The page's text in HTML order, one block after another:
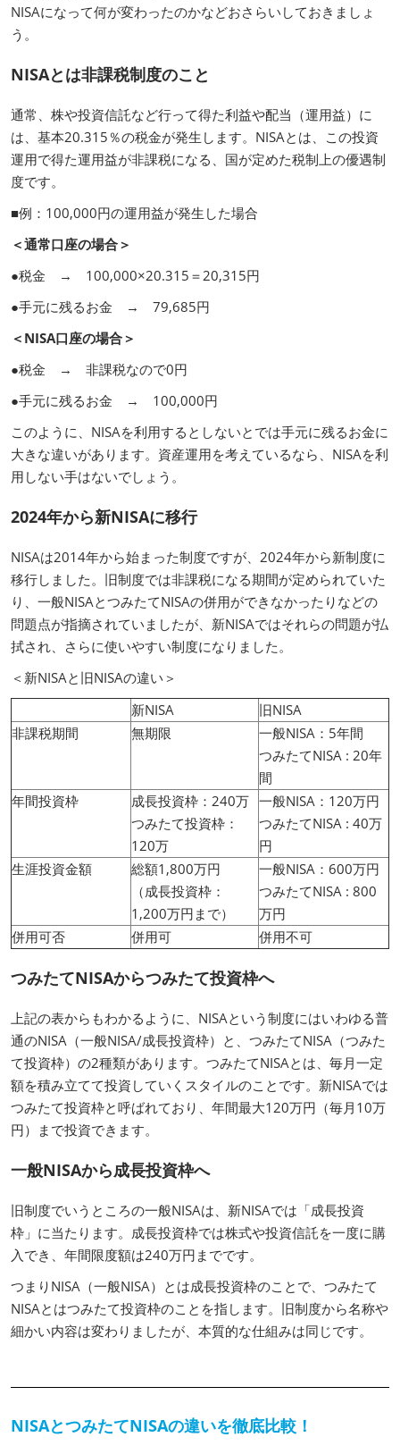
NISAになって何が変わったのかなどおさらいしておきましょ
う。
NISAとは非課税制度のこと
通常、株や投資信託など行って得た利益や配当（運用益）に
は、基本20.315％の税金が発生します。NISAとは、この投資
運用で得た運用益が非課税になる、国が定めた税制上の優遇制
度です。
■例：100,000円の運用益が発生した場合
＜通常口座の場合＞
●税金 → 100,000×20.315＝20,315円
●手元に残るお金 → 79,685円
＜NISA口座の場合＞
●税金 → 非課税なので0円
●手元に残るお金 → 100,000円
このように、NISAを利用するとしないとでは手元に残るお金に
大きな違いがあります。資産運用を考えているなら、NISAを利
用しない手はないでしょう。
2024年から新NISAに移行
NISAは2014年から始まった制度ですが、2024年から新制度に
移行しました。旧制度では非課税になる期間が定められていた
り、一般NISAとつみたてNISAの併用ができなかったりなどの
問題点が指摘されていましたが、新NISAではそれらの問題が払
拭され、さらに使いやすい制度になりました。
＜新NISAと旧NISAの違い＞
新NISA
旧NISA
非課税期間
無期限
一般NISA：5年間
つみたてNISA : 20年
間
年間投資枠
成長投資枠：240万
つみたて投資枠：
120万
一般NISA：120万円
つみたてNISA : 40万
円
生涯投資金額
総額1,800万円
（成長投資枠：
1,200万円まで）
一般NISA：600万円
つみたてNISA : 800
万円
併用可否
併用可 併用不可
つみたてNISAからつみたて投資枠へ
上記の表からもわかるように、NISAという制度にはいわゆる普
通のNISA（一般NISA/成長投資枠）と、つみたてNISA（つみた
て投資枠）の2種類があります。つみたてNISAとは、毎月一定
額を積み立てて投資していくスタイルのことです。新NISAでは
つみたて投資枠と呼ばれており、年間最大120万円（毎月10万
円）まで投資できます。
一般NISAから成長投資枠へ
旧制度でいうところの一般NISAは、新NISAでは「成長投資
枠」に当たります。成長投資枠では株式や投資信託を一度に購
入でき、年間限度額は240万円までです。
つまりNISA（一般NISA）とは成長投資枠のことで、つみたて
NISAとはつみたて投資枠のことを指します。旧制度から名称や
細かい内容は変わりましたが、本質的な仕組みは同じです。
NISAとつみたてNISAの違いを徹底比較！